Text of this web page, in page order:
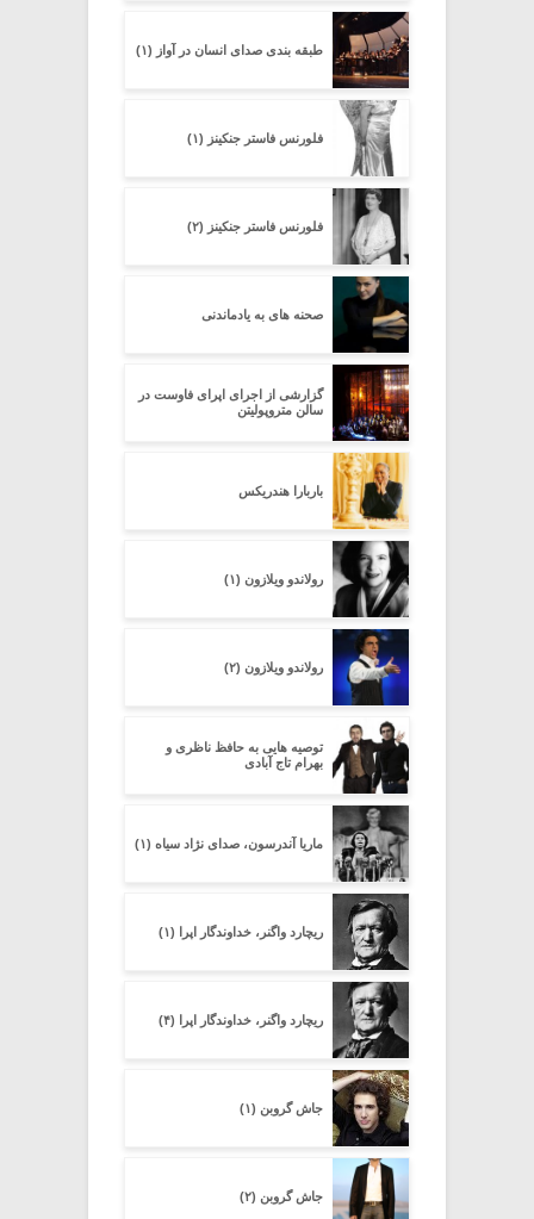
طبقه بندی صدای انسان در آواز (۱)
فلورنس فاستر جنکینز (۱)
فلورنس فاستر جنکینز (۲)
صحنه هاى به یادماندنى
گزارشى از اجراى اپراى فاوست در
سالن متروپولیتن
باربارا هندریکس
رولاندو ویلازون (۱)
رولاندو ویلازون (۲)
توصیه هایی به حافظ ناظری و
بهرام تاج آبادی
ماریا آندرسون، صدای نژاد سیاه (۱)
ریچارد واگنر، خداوندگار اپرا (۱)
ریچارد واگنر، خداوندگار اپرا (۴)
جاش گروبن (۱)
جاش گروبن (۲)